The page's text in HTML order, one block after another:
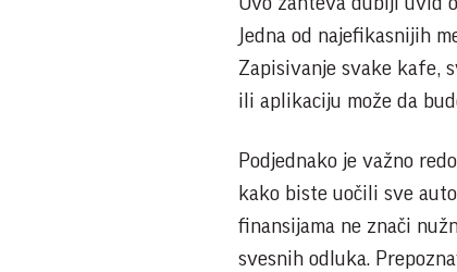
Jedna od najefikasnijih
Zapisivanje svake kafe,
ili aplikaciju može da
Podjednako je važno
kako biste uočili sve
finansijama ne znači
svesnih odluka.